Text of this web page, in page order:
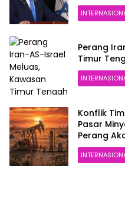
Perang
Timur
Konflik
Pasar
Perang